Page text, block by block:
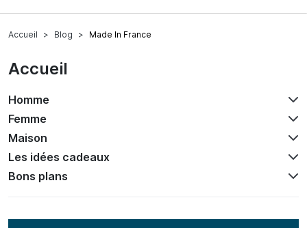
Accueil Blog Made In France
Accueil
Homme
Femme
Maison
Les idées cadeaux
Bons plans